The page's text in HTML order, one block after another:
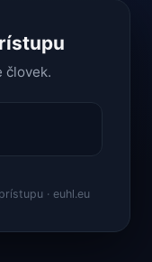
človek.
· euhl.eu